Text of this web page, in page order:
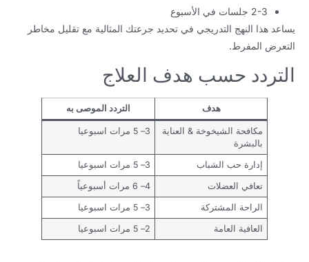
2-3 جلسات في الأسبوع
يساعد هذا النهج التدريجي في تحديد جرعتك المثالية مع تقليل مخاطر
التعرض المفرط.
التردد حسب هدف العلاج
هدف التردد الموصى به
مكافحة الشيخوخة & العناية
بالبشرة
3– 5 مرات اسبوعيا
إدارة حب الشباب 3– 5 مرات اسبوعيا
تعافي العضلات 4– 6 مرات أسبوعياً
الراحة المشتركة 3– 5 مرات اسبوعيا
العافية العامة 2– 5 مرات اسبوعيا